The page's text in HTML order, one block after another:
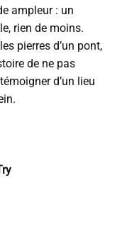
ampleur : un
rien de moins.
pierres d’un pont,
de ne pas
d’un lieu